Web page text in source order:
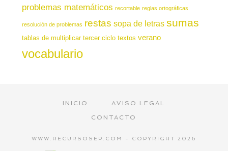
problemas matemáticos recortable reglas ortográficas
resolución de problemas restas sopa de letras sumas
tablas de multiplicar tercer ciclo textos verano
vocabulario
INICIO
AVISO LEGAL
CONTACTO
WWW.RECURSOSEP.COM - COPYRIGHT 2026